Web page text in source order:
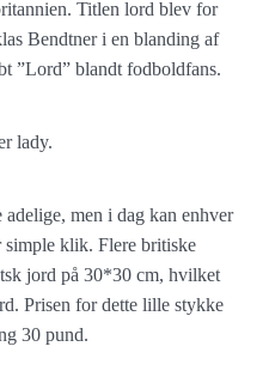
Titlen lord blev for
Bendtner i en blanding af
”Lord” blandt fodboldfans.
lady.
men i dag kan enhver
simple klik. Flere britiske
jord på 30*30 cm, hvilket
Prisen for dette lille stykke
30 pund.